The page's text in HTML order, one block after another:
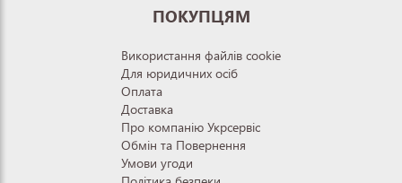
ПОКУПЦЯМ
Використання файлів cookie
Для юридичних осіб
Оплата
Доставка
Про компанію Укрсервіс
Обмін та Повернення
Умови угоди